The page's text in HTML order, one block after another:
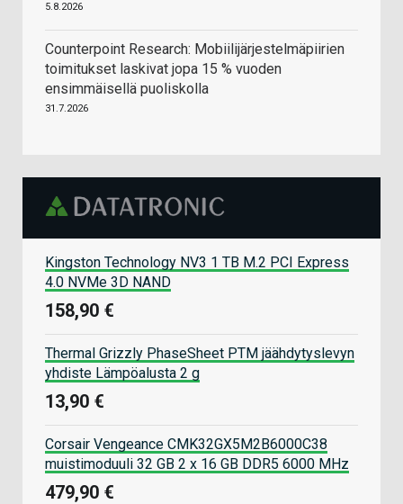
5.8.2026
Counterpoint Research: Mobiilijärjestelmäpiirien
toimitukset laskivat jopa 15 % vuoden
ensimmäisellä puoliskolla
31.7.2026
Kingston Technology NV3 1 TB M.2 PCI Express
4.0 NVMe 3D NAND
158,90 €
Thermal Grizzly PhaseSheet PTM jäähdytyslevyn
yhdiste Lämpöalusta 2 g
13,90 €
Corsair Vengeance CMK32GX5M2B6000C38
muistimoduuli 32 GB 2 x 16 GB DDR5 6000 MHz
479,90 €